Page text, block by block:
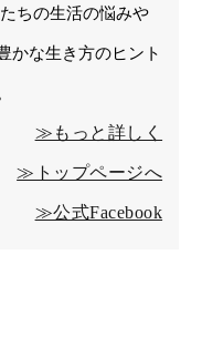
ちの生活の悩みや
かな生き方のヒント
≫もっと詳しく
≫トップページへ
≫公式Facebook